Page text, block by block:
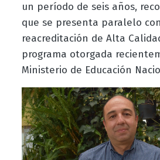
un período de seis años,
que se presenta paralelo
reacreditación de Alta
programa otorgada
Ministerio de Educación